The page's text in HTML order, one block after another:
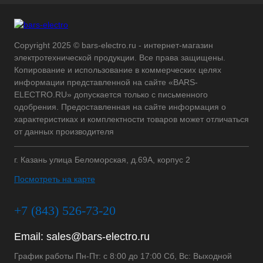
Copyright 2025 © bars-electro.ru - интернет-магазин
электротехнической продукции. Все права защищены.
Копирование и использование в коммерческих целях
информации представленной на сайте «BARS-
ELECTRO.RU» допускается только с письменного
одобрения. Предоставленная на сайте информация о
характеристиках и комплектности товаров может отличаться
от данных производителя
г. Казань улица Беломорская, д.69А, корпус 2
Посмотреть на карте
+7 (843) 526-73-20
Email: sales@bars-electro.ru
График работы Пн-Пт: с 8:00 до 17:00 Сб, Вс: Выходной